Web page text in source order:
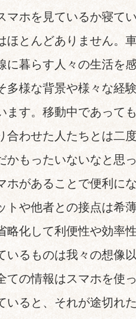
マホを見ているか寝て
ほとんどありません。
に暮らす人々の生活を
多様な背景や様々な経
ます。移動中であって
合わせた人たちとは二
かもったいないなと思
ホがあることで便利に
トや他者との接点は希
略化して利便性や効率
いるものは我々の想像
ての情報はスマホを使
いると、それが途切れ